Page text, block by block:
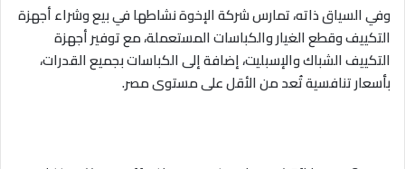
وفي السياق ذاته، تمارس شركة الإخوة نشاطها في بيع وشراء أجهزة
التكييف وقطع الغيار والكباسات المستعملة، مع توفير أجهزة
التكييف الشباك والإسبليت، إضافة إلى الكباسات بجميع القدرات،
بأسعار تنافسية تُعد من الأقل على مستوى مصر.